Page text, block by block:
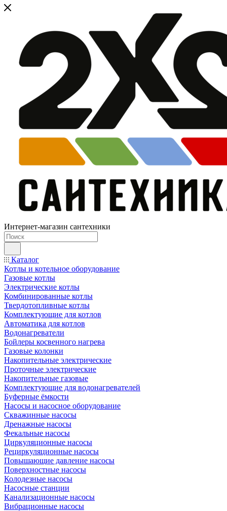
Интернет-магазин сантехники
Каталог
Котлы и котельное оборудование
Газовые котлы
Электрические котлы
Комбинированные котлы
Твердотопливные котлы
Комплектующие для котлов
Автоматика для котлов
Водонагреватели
Бойлеры косвенного нагрева
Газовые колонки
Накопительные электрические
Проточные электрические
Накопительные газовые
Комплектующие для водонагревателей
Буферные ёмкости
Насосы и насосное оборудование
Скважинные насосы
Дренажные насосы
Фекальные насосы
Циркуляционные насосы
Рециркуляционные насосы
Повышающие давление насосы
Поверхностные насосы
Колодезные насосы
Насосные станции
Канализационные насосы
Вибрационные насосы